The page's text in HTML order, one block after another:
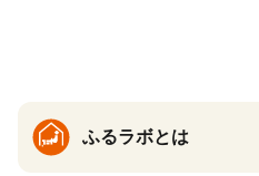
ふるラボとは